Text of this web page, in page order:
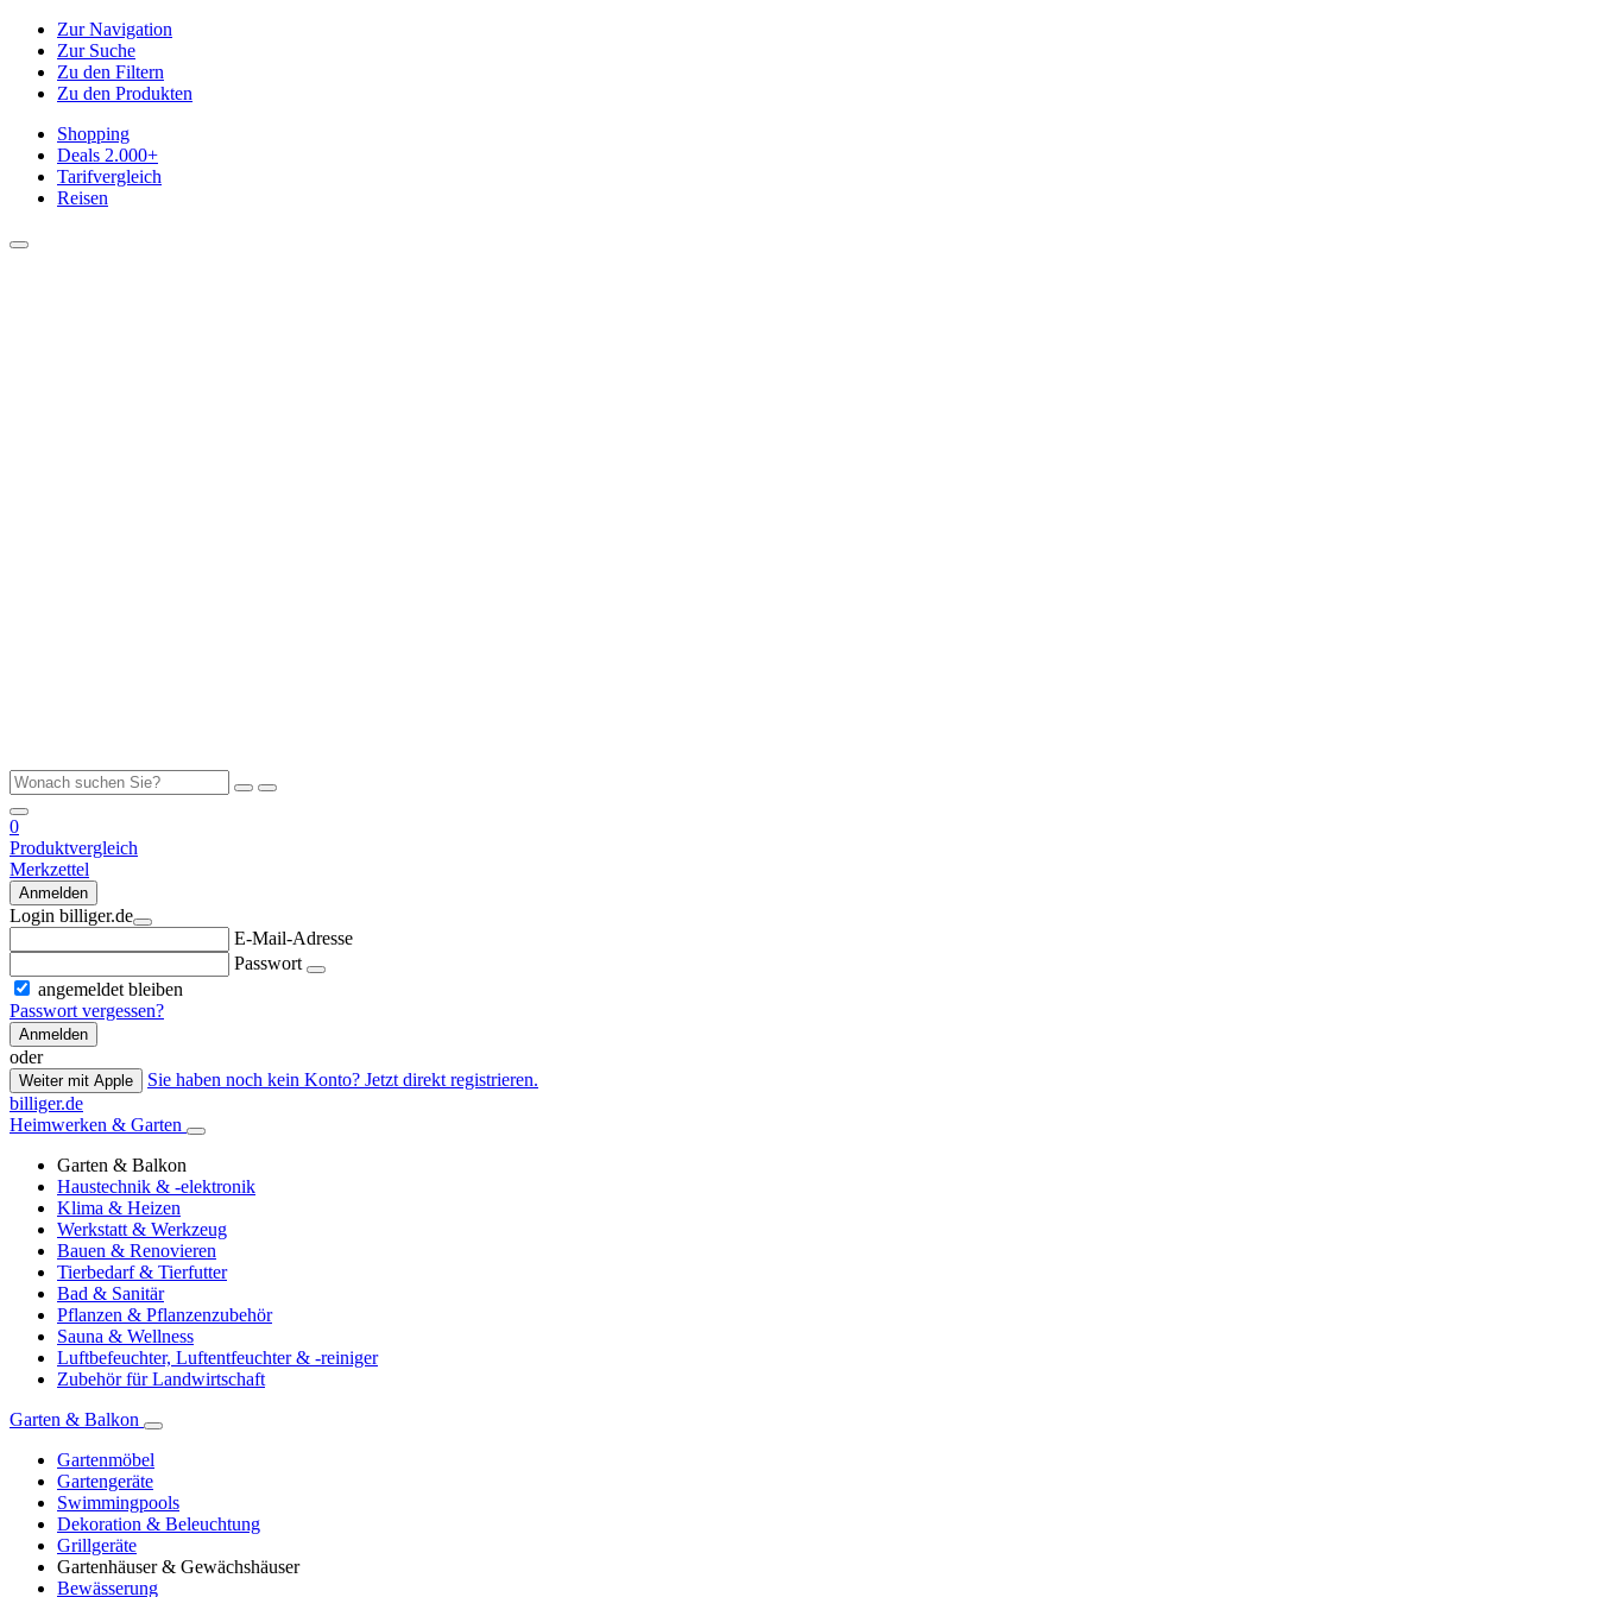
Zur Navigation
Zur Suche
Zu den Filtern
Zu den Produkten
Shopping
Deals 2.000+
Tarifvergleich
Reisen
0
Produktvergleich
Merkzettel
Anmelden
Login billiger.de
E-Mail-Adresse
Passwort
angemeldet bleiben
Passwort vergessen?
Anmelden
oder
Weiter mit Apple
Sie haben noch kein Konto? Jetzt direkt registrieren.
billiger.de
Heimwerken & Garten
Garten & Balkon
Haustechnik & -elektronik
Klima & Heizen
Werkstatt & Werkzeug
Bauen & Renovieren
Tierbedarf & Tierfutter
Bad & Sanitär
Pflanzen & Pflanzenzubehör
Sauna & Wellness
Luftbefeuchter, Luftentfeuchter & -reiniger
Zubehör für Landwirtschaft
Garten & Balkon
Gartenmöbel
Gartengeräte
Swimmingpools
Dekoration & Beleuchtung
Grillgeräte
Gartenhäuser & Gewächshäuser
Bewässerung